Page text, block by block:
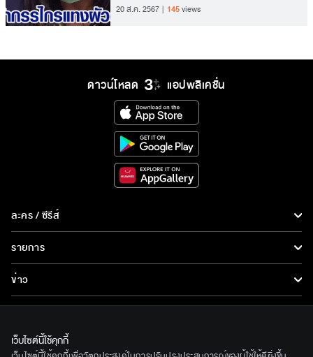
20 ส.ค. 2567 145views
ดาวน์โหลด แอปพลิเคชั่น
ละคร / ซีรีส์
ละคร/ซีรีส์
ซีรีส์นานาชาติ
การ์ตูน & เกม
รายการ
รายการทั้งหมด
ข่าว
ข่าวทั้งหมด
ทีวีออนไลน์
เกี่ยวกับเรา
เว็บไซต์นี้ใช้คุกกี้